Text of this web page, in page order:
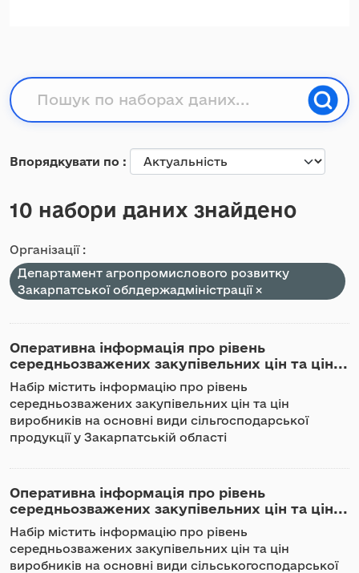
Впорядкувати по
10 набори даних знайдено
Організації :
Департамент агропромислового розвитку
Закарпатської облдержадміністрації
Оперативна інформація про рівень
середньозважених закупівельних цін та цін...
Набір містить інформацію про рівень
середньозважених закупівельних цін та цін
виробників на основні види сільгосподарської
продукції у Закарпатській області
Оперативна інформація про рівень
середньозважених закупівельних цін та цін...
Набір містить інформацію про рівень
середньозважених закупівельних цін та цін
виробників на основні види сільськогосподарської